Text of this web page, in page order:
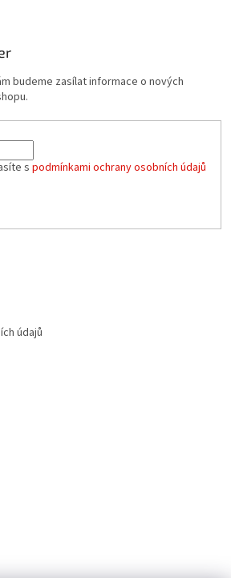
budeme zasílat informace o nových
s podmínkami ochrany osobních údajů
údajů